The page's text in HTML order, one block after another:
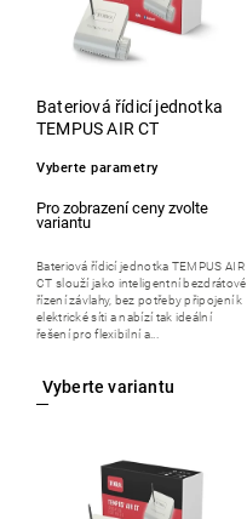
Bateriová řídicí jednotka
TEMPUS AIR CT
Vyberte parametry
Bateriová řídicí jednotka TEMPUS AIR
CT slouží jako inteligentní bezdrátové
řízení závlahy, bez potřeby připojení k
elektrické síti a nabízí tak ideální
řešení pro flexibilní a...